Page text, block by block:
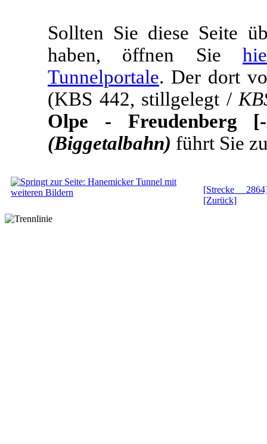
Sollten Sie diese Seite
haben, öffnen Sie
Tunnelportale. Der dort
(KBS 442, stillgelegt /
Olpe - Freudenberg [-
(Biggetalbahn) führt Sie
[Strecke
[Zurück]